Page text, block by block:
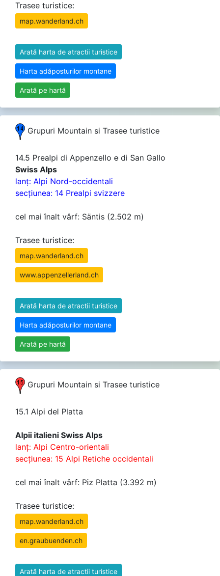
Trasee turistice:
map.wanderland.ch
Arată harta de atractii turistice
Harta adăposturilor montane
Arată pe hartă
Grupuri Mountain si Trasee turistice
14.5 Prealpi di Appenzello e di San Gallo
Swiss Alps
lanţ: Alpi Nord-occidentali
secţiunea: 14 Prealpi svizzere
cel mai înalt vârf: Säntis (2.502 m)
Trasee turistice:
map.wanderland.ch
www.appenzellerland.ch
Arată harta de atractii turistice
Harta adăposturilor montane
Arată pe hartă
Grupuri Mountain si Trasee turistice
15.1 Alpi del Platta
Alpii italieni Swiss Alps
lanţ: Alpi Centro-orientali
secţiunea: 15 Alpi Retiche occidentali
cel mai înalt vârf: Piz Platta (3.392 m)
Trasee turistice:
map.wanderland.ch
en.graubuenden.ch
Arată harta de atractii turistice